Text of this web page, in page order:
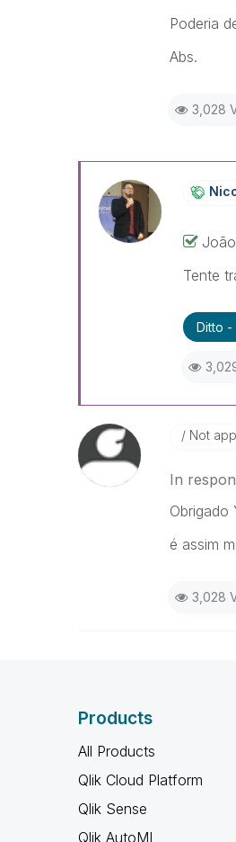
Poderia
Abs.
3,028
Tente
Ditto -
Not
In
Obrigado
é assim
3,028
Products
All Products
Qlik Cloud Platform
Qlik Sense
Qlik AutoML